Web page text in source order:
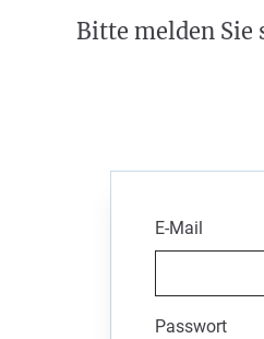
Bitte melden Sie
E-Mail
Passwort